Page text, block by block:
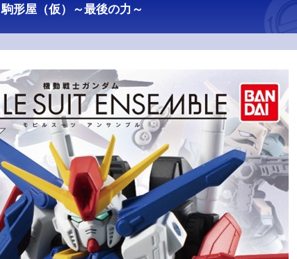
駒形屋（仮）～最後の力～